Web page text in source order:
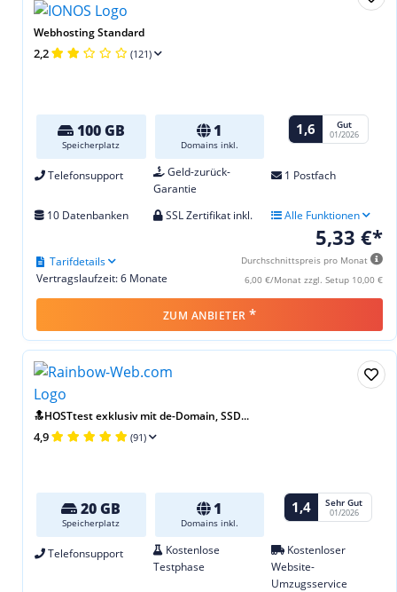
Webhosting Standard
2,2 (121)
100 GB
Speicherplatz
1
Domains inkl.
1,6 Gut
01/2026
Telefonsupport
Geld-zurück-
Garantie
1 Postfach
10 Datenbanken SSL Zertifikat inkl. Alle Funktionen
5,33 €*
Durchschnittspreis pro Monat
6,00 €/Monat zzgl. Setup 10,00 €
Vertragslaufzeit: 6 Monate
Tarifdetails
ZUM ANBIETER *
🔝HOSTtest exklusiv mit de-Domain, SSD...
4,9 (91)
20 GB
Speicherplatz
1
Domains inkl.
1,4 Sehr Gut
01/2026
Telefonsupport
Kostenlose
Testphase
Kostenloser
Website-
Umzugsservice